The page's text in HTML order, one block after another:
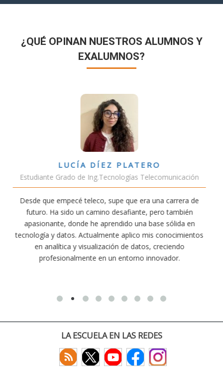
¿QUÉ OPINAN NUESTROS ALUMNOS Y
EXALUMNOS?
de
en
VÍCTOR SÁNCHEZ VALENCIA
Estudiante Doble Grado Teleco-ADE
Estudiar teleco me ha permitido comprender
conectividad afecta nuestra vida diaria. Aunque la
exige esfuerzo, he dedicado parte de mi tiempo a
actividades como el salvamento y socorrismo.
convencido de que elegir teleco ha sido una de las
decisiones que he tomado.
LA ESCUELA EN LAS REDES